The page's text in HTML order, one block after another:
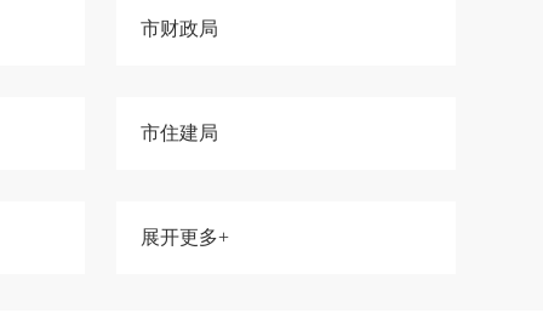
市财政局
市住建局
展开更多+